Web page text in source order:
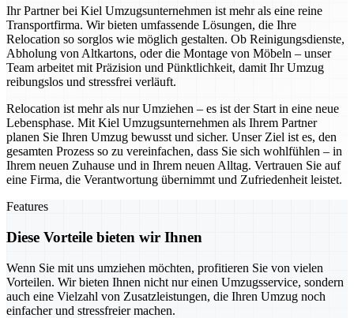
Ihr Partner bei Kiel Umzugsunternehmen ist mehr als eine reine
Transportfirma. Wir bieten umfassende Lösungen, die Ihre
Relocation so sorglos wie möglich gestalten. Ob Reinigungsdienste,
Abholung von Altkartons, oder die Montage von Möbeln – unser
Team arbeitet mit Präzision und Pünktlichkeit, damit Ihr Umzug
reibungslos und stressfrei verläuft.
Relocation ist mehr als nur Umziehen – es ist der Start in eine neue
Lebensphase. Mit Kiel Umzugsunternehmen als Ihrem Partner
planen Sie Ihren Umzug bewusst und sicher. Unser Ziel ist es, den
gesamten Prozess so zu vereinfachen, dass Sie sich wohlfühlen – in
Ihrem neuen Zuhause und in Ihrem neuen Alltag. Vertrauen Sie auf
eine Firma, die Verantwortung übernimmt und Zufriedenheit leistet.
Features
Diese Vorteile bieten wir Ihnen
Wenn Sie mit uns umziehen möchten, profitieren Sie von vielen
Vorteilen. Wir bieten Ihnen nicht nur einen Umzugsservice, sondern
auch eine Vielzahl von Zusatzleistungen, die Ihren Umzug noch
einfacher und stressfreier machen.